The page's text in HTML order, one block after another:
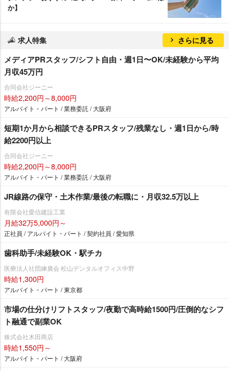
か】
求人特集 さらに見る
メディアPRスタッフ/シフト自由・週1日〜OK/未経験から平均
月収45万円
合同会社ジーニー
時給2,200円～8,000円
アルバイト・パート / 業務委託 / 大阪府
短期1か月から相談できるPRスタッフ/残業なし・週1日から/時
給2200円以上
合同会社ジーニー
時給2,200円～8,000円
アルバイト・パート / 業務委託 / 大阪府
JR線路の保守・土木作業/最後の転職に・月収32.5万以上
有限会社愛信建設工業
月給32万5,000円～
正社員 / アルバイト・パート / 契約社員 / 愛知県
歯科助手/未経験OK・駅チカ
医療法人社団練廣会 松山デンタルオフィス中野
時給1,300円
アルバイト・パート / 東京都
市場の仕分けリフトスタッフ/夜勤で高時給1500円/圧倒的なシフ
ト融通で副業OK
株式会社木田商店
時給1,550円～
アルバイト・パート / 大阪府